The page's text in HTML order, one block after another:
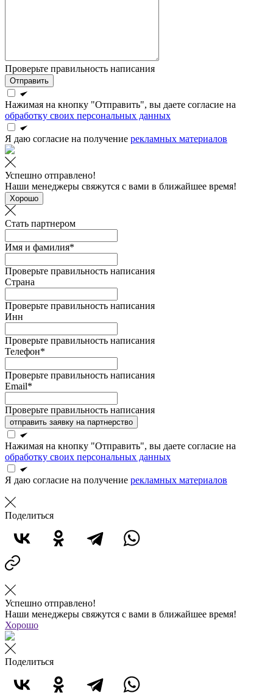
Проверьте правильность написания
Отправить
Нажимая на кнопку "Отправить", вы даете согласие на
обработку своих персональных данных
Я даю согласие на получение рекламных материалов
Успешно отправлено!
Наши менеджеры свяжутся с вами в ближайшее время!
Хорошо
Стать партнером
Имя и фамилия*
Проверьте правильность написания
Страна
Проверьте правильность написания
Инн
Проверьте правильность написания
Телефон*
Проверьте правильность написания
Email*
Проверьте правильность написания
отправить заявку на партнерство
Нажимая на кнопку "Отправить", вы даете согласие на
обработку своих персональных данных
Я даю согласие на получение рекламных материалов
Поделиться
Успешно отправлено!
Наши менеджеры свяжутся с вами в ближайшее время!
Хорошо
Поделиться